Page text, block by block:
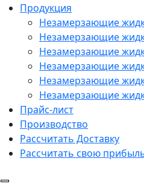
Продукция
Незамерзающие
Незамерзающие
Незамерзающие
Незамерзающие
Незамерзающие
Незамерзающие
Прайс-лист
Производство
Рассчитать Доставку
Рассчитать свою